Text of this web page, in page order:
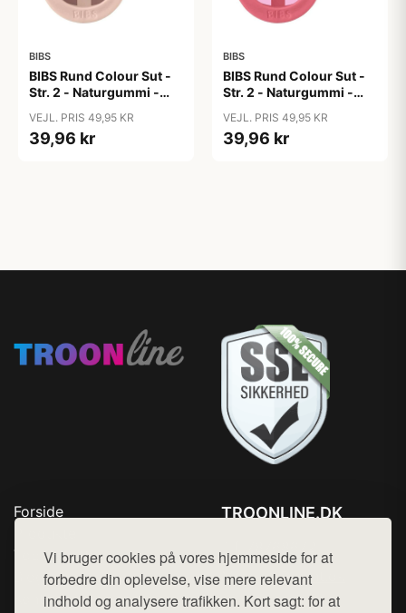
Vi bruger cookies på vores hjemmeside for at
forbedre din oplevelse, vise mere relevant
indhold og analysere trafikken. Kort sagt: for at
BIBS
BIBS Rund Colour Sut -
Str. 2 - Naturgummi -
Blush/Woodchuck
VEJL. PRIS 49,95 KR
39,96 kr
BIBS
BIBS Rund Colour Sut -
Str. 2 - Naturgummi -
Coral/Baby Pink
VEJL. PRIS 49,95 KR
39,96 kr
Forside
Top Rabatter
Blog
Kontakt
TROONLINE.DK
Mail: hej@want.dk